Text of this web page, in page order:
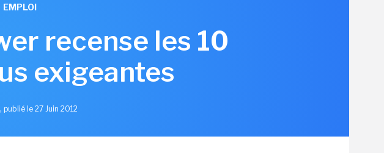
EMPLOI
recense les 10
exigeantes
, publié le 27 Juin 2012